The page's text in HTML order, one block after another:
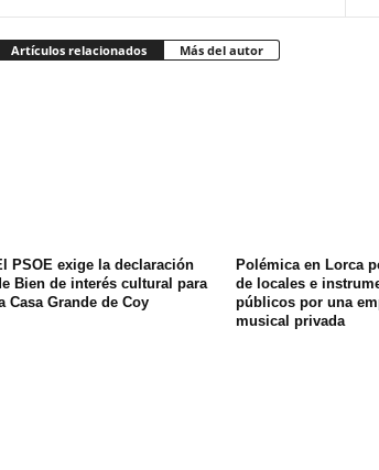
Artículos relacionados Más del autor
PSOE exige la declaración
Bien de interés cultural para
Casa Grande de Coy
Polémica en Lorca
de locales e
públicos por una
musical privada